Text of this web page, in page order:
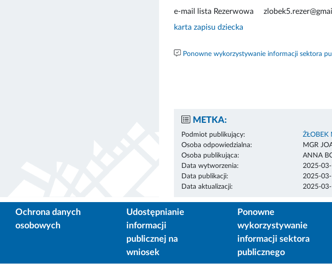
e-mail lista Rezerwowa
karta zapisu dziecka
Ponowne wykorzystywanie informacji sektora
METKA:
Podmiot publikujący:
ŻŁOBEK
Osoba odpowiedzialna:
MGR
Osoba publikująca:
ANNA
Data wytworzenia:
2025-
Data publikacji:
2025-
Data aktualizacji:
2025-
Ochrona danych
osobowych
Udostępnianie
informacji
publicznej na
wniosek
Ponowne
wykorzystywanie
informacji sektora
publicznego